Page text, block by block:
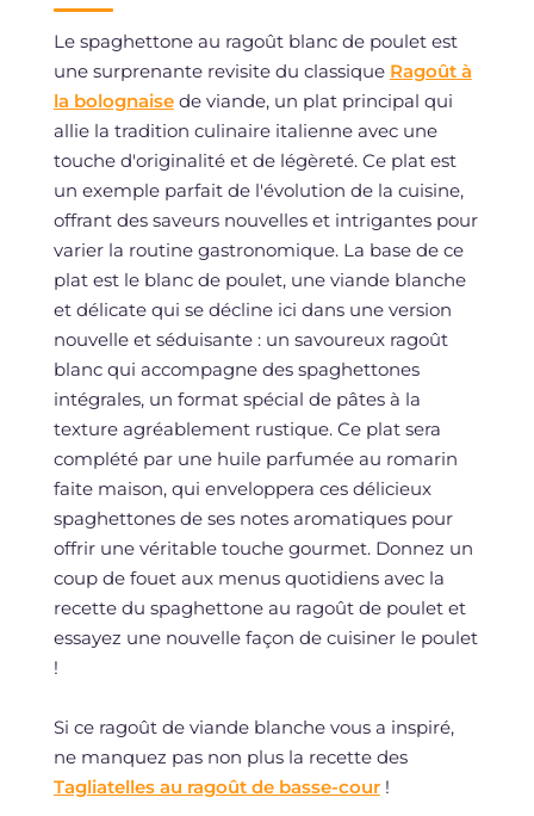
Le spaghettone au ragoût blanc de poulet est
une surprenante revisite du classique Ragoût à
la bolognaisede viande, un plat principal qui
allie la tradition culinaire italienne avec une
touche d'originalité et de légèreté. Ce plat est
un exemple parfait de l'évolution de la cuisine,
offrant des saveurs nouvelles et intrigantes pour
varier la routine gastronomique. La base de ce
plat est le blanc de poulet, une viande blanche
et délicate qui se décline ici dans une version
nouvelle et séduisante : un savoureux ragoût
blanc qui accompagne des spaghettones
intégrales, un format spécial de pâtes à la
texture agréablement rustique. Ce plat sera
complété par une huile parfumée au romarin
faite maison, qui enveloppera ces délicieux
spaghettones de ses notes aromatiques pour
offrir une véritable touche gourmet. Donnez un
coup de fouet aux menus quotidiens avec la
recette du spaghettone au ragoût de poulet et
essayez une nouvelle façon de cuisiner le poulet
!
Si ce ragoût de viande blanche vous a inspiré,
ne manquez pas non plus la recette des
Tagliatelles au ragoût de basse-cour!